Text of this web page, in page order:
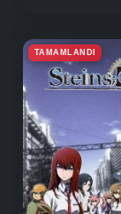
TAMAMLANDI